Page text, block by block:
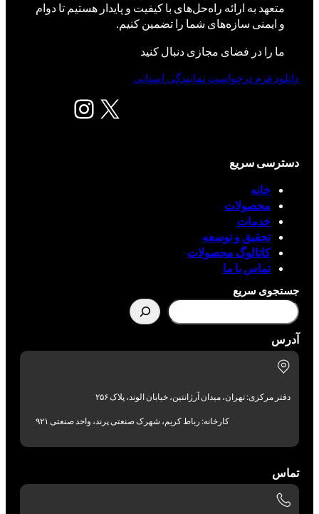
متعهد به ارائه راه‌حل‌های با کیفیت و پایدار هستیم تا دوام
و ایمنی سازه‌های شما را تضمین کنیم.
ما را در فضای مجازی دنبال کنید
X اینستاگرم
دانلود فرم درخواست نمایندگی استانی
دسترسی سریع
خانه
محصولات
خدمات
تحقیق و توسعه
کاتالوگ محصولات
تماس با ما
جستجوی سریع
آدرس
دفتر مرکزی: تهران، میدان آرژانتین، خیابان الوند، پلاک ۲۵۶
کارخانه: رباط کریم، شهرک صنعتی پرند، واحد صنعتی ۹۲۱
تماس